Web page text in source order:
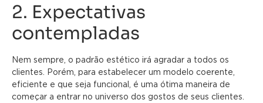
2. Expectativas
contempladas
Nem sempre, o padrão estético irá agradar a todos os
clientes. Porém, para estabelecer um modelo coerente,
eficiente e que seja funcional, é uma ótima maneira de
começar a entrar no universo dos gostos de seus clientes.